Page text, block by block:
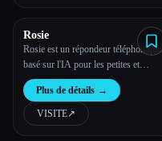
Rosie
Rosie est un répondeur téléphonique
basé sur l'IA pour les petites et
moyennes entreprises.
Plus de détails →
VISITE↗︎